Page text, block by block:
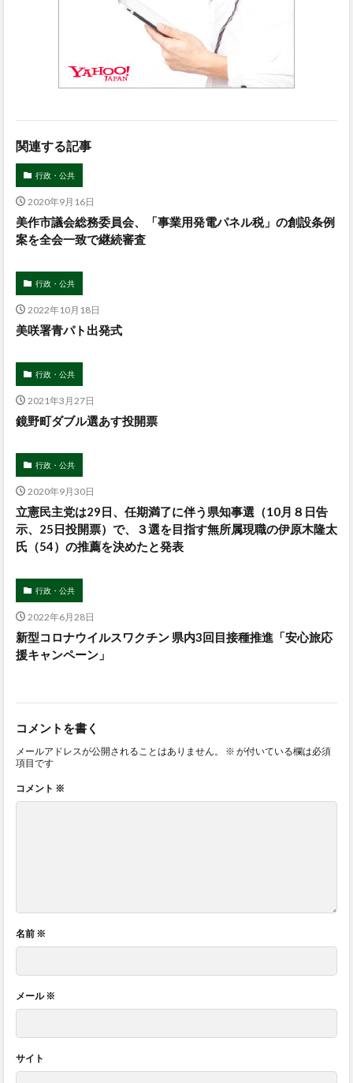
関連する記事
行政・公共
2020年9月16日
美作市議会総務委員会、「事業用発電パネル税」の創設条例
案を全会一致で継続審査
行政・公共
2022年10月18日
美咲署青パト出発式
行政・公共
2021年3月27日
鏡野町ダブル選あす投開票
行政・公共
2020年9月30日
立憲民主党は29日、任期満了に伴う県知事選（10月８日告
示、25日投開票）で、３選を目指す無所属現職の伊原木隆太
氏（54）の推薦を決めたと発表
行政・公共
2022年6月28日
新型コロナウイルスワクチン 県内3回目接種推進「安心旅応
援キャンペーン」
コメントを書く
メールアドレスが公開されることはありません。 ※ が付いている欄は必須
項目です
コメント ※
名前 ※
メール※
サイト